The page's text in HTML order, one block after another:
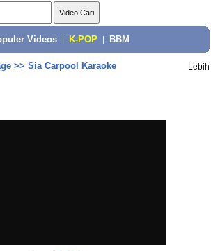
Videos K-POP BBM
>> Sia Carpool Karaoke Lebih